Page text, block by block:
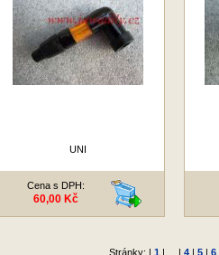
UNI
Cena s DPH:
60,00 Kč
Stránky: | 1| ... | 4| 5| 6